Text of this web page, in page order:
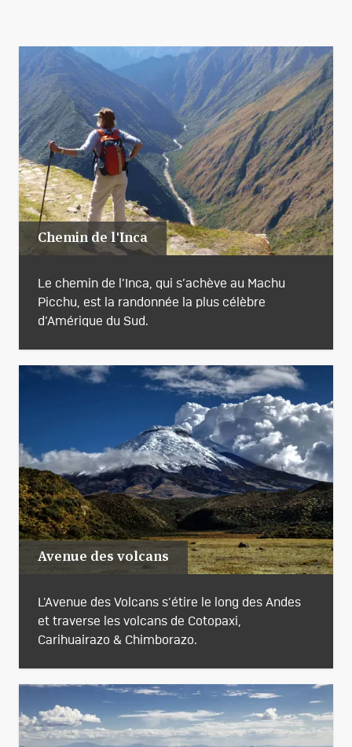
Chemin de l'Inca
Le chemin de l’Inca, qui s’achève au Machu
Picchu, est la randonnée la plus célèbre
d’Amérique du Sud.
Avenue des volcans
L'Avenue des Volcans s’étire le long des Andes
et traverse les volcans de Cotopaxi,
Carihuairazo & Chimborazo.